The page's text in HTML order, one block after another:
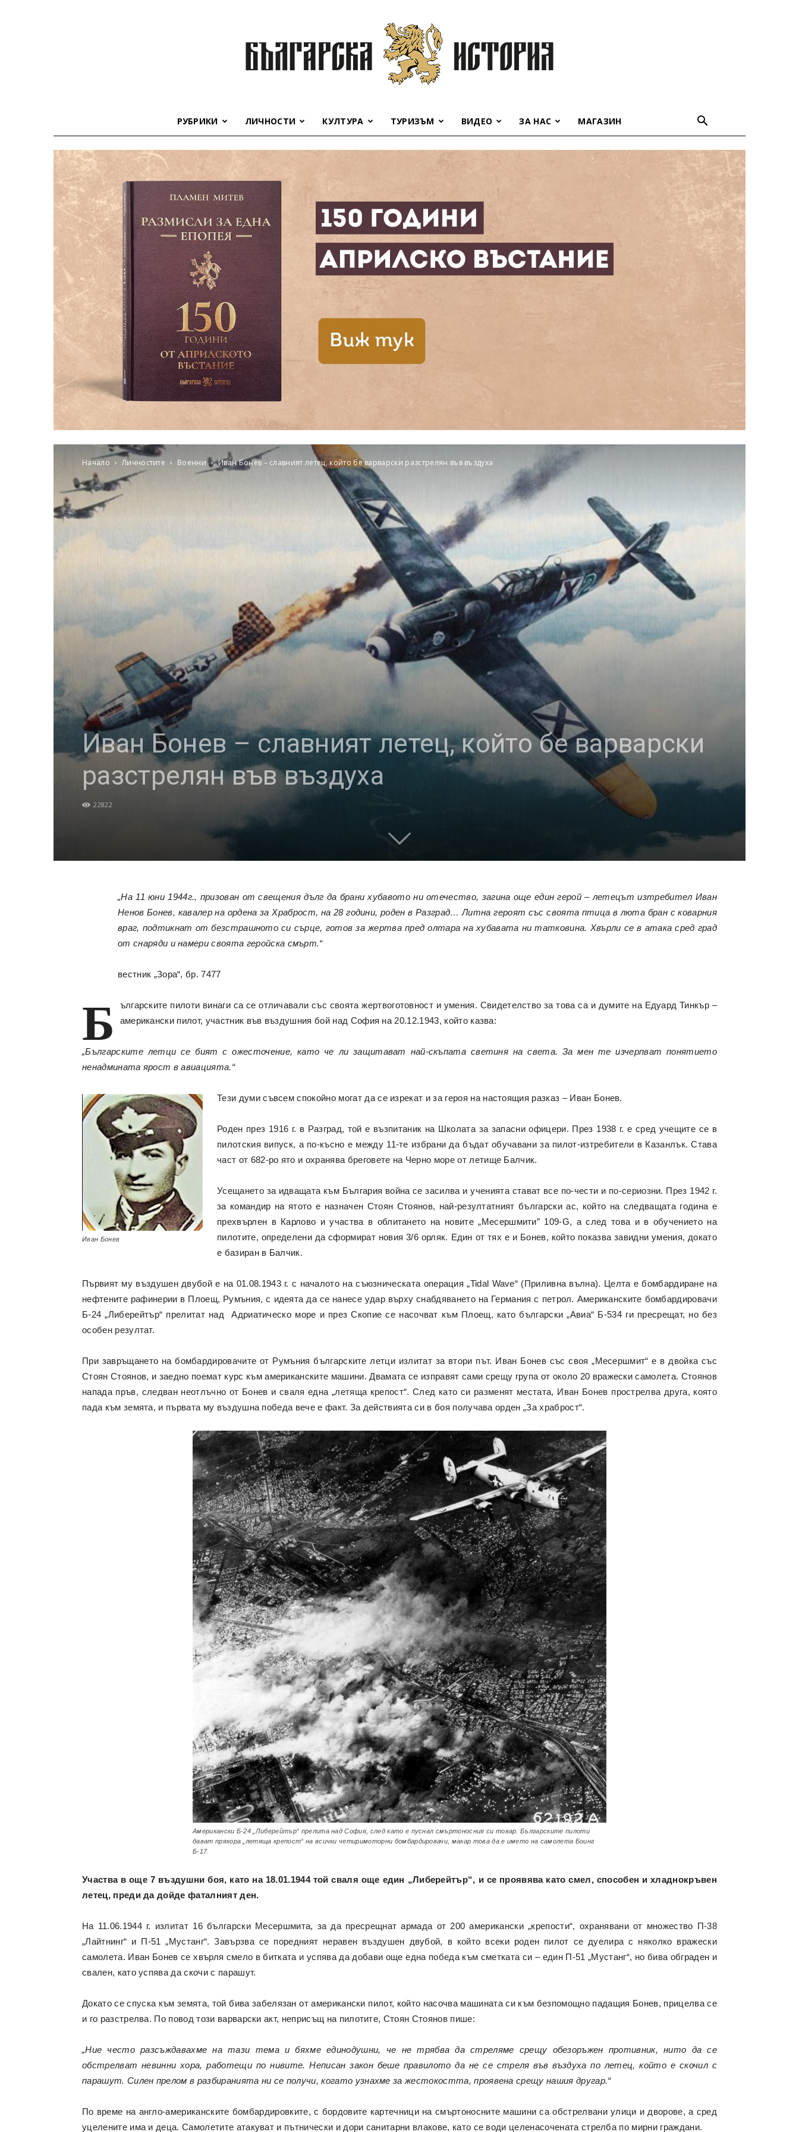
история
РУБРИКИ ЛИЧНОСТИ КУЛТУРА ТУРИЗЪМ ВИДЕО ЗА НАС МАГАЗИН
Начало Личностите Военни Иван Бонев – славният летец, който бе варварски разстрелян във въздуха
Иван Бонев – славният летец, който бе варварски
разстрелян във въздуха
22822
„На 11 юни 1944г., призован от свещения дълг да брани хубавото ни отечество, загина още един герой – летецът изтребител Иван
Ненов Бонев, кавалер на ордена за Храброст, на 28 години, роден в Разград… Литна героят със своята птица в люта бран с коварния
враг, подтикнат от безстрашното си сърце, готов за жертва пред олтара на хубавата ни татковина. Хвърли се в атака сред град
от снаряди и намери своята геройска смърт.“
вестник „Зора“, бр. 7477
Б
ългарските пилоти винаги са се отличавали със своята жертвоготовност и умения. Свидетелство за това са и думите на Едуард Тинкър –
американски пилот, участник във въздушния бой над София на 20.12.1943, който казва:
„Българските летци се бият с ожесточение, като че ли защитават най-скъпата светиня на света. За мен те изчерпват понятието
ненадмината ярост в авиацията.“
Иван Бонев
Тези думи съвсем спокойно могат да се изрекат и за героя на настоящия разказ – Иван Бонев.
Роден през 1916 г. в Разград, той е възпитаник на Школата за запасни офицери. През 1938 г. е сред учещите се в
пилотския випуск, а по-късно е между 11-те избрани да бъдат обучавани за пилот-изтребители в Казанлък. Става
част от 682-ро ято и охранява бреговете на Черно море от летище Балчик.
Усещането за идващата към България война се засилва и ученията стават все по-чести и по-сериозни. През 1942 г.
за командир на ятото е назначен Стоян Стоянов, най-резултатният български ас, който на следващата година е
прехвърлен в Карлово и участва в облитането на новите „Месершмити” 109-G, а след това и в обучението на
пилотите, определени да сформират новия 3/6 орляк. Един от тях е и Бонев, който показва завидни умения, докато
е базиран в Балчик.
Първият му въздушен двубой е на 01.08.1943 г. с началото на съюзническата операция „Tidal Wave“ (Приливна вълна). Целта е бомбардиране на
нефтените рафинерии в Плоещ, Румъния, с идеята да се нанесе удар върху снабдяването на Германия с петрол. Американските бомбардировачи
Б-24 „Либерейтър“ прелитат над Адриатическо море и през Скопие се насочват към Плоещ, като български „Авиа“ Б-534 ги пресрещат, но без
особен резултат.
При завръщането на бомбардировачите от Румъния българските летци излитат за втори път. Иван Бонев със своя „Месершмит“ e в двойка със
Стоян Стоянов, и заедно поемат курс към американските машини. Двамата се изправят сами срещу група от около 20 вражески самолета. Стоянов
напада пръв, следван неотлъчно от Бонев и сваля една „летяща крепост“. След като си разменят местата, Иван Бонев прострелва друга, която
пада към земята, и първата му въздушна победа вече е факт. За действията си в боя получава орден „За храброст“.
Американски Б-24 „Либерейтър“ прелита над София, след като е пуснал смъртоносния си товар. Българските пилоти
дават прякора „летяща крепост“ на всички четиримоторни бомбардировачи, макар това да е името на самолета Боинг
Б-17.
Участва в още 7 въздушни боя, като на 18.01.1944 той сваля още един „Либерейтър“, и се проявява като смел, способен и хладнокръвен
летец, преди да дойде фаталният ден.
На 11.06.1944 г. излитат 16 български Месершмита, за да пресрещнат армада от 200 американски „крепости“, охранявани от множество П-38
„Лайтнинг“ и П-51 „Мустанг“. Завързва се поредният неравен въздушен двубой, в който всеки роден пилот се дуелира с няколко вражески
самолета. Иван Бонев се хвърля смело в битката и успява да добави още една победа към сметката си – един П-51 „Мустанг“, но бива обграден и
свален, като успява да скочи с парашут.
Докато се спуска към земята, той бива забелязан от американски пилот, който насочва машината си към безпомощно падащия Бонев, прицелва се
и го разстрелва. По повод този варварски акт, неприсъщ на пилотите, Стоян Стоянов пише:
„Ние често разсъждавахме на тази тема и бяхме единодушни, че не трябва да стреляме срещу обезоръжен противник, нито да се
обстрелват невинни хора, работещи по нивите. Неписан закон беше правилото да не се стреля във въздуха по летец, който е скочил с
парашут. Силен прелом в разбиранията ни се получи, когато узнахме за жестокостта, проявена срещу нашия другар.“
По време на англо-американските бомбардировките, с бордовите картечници на смъртоносните машини са обстрелвани улици и дворове, а сред
уцелените има и деца. Самолетите атакуват и пътнически и дори санитарни влакове, като се води целенасочената стрелба по мирни граждани.